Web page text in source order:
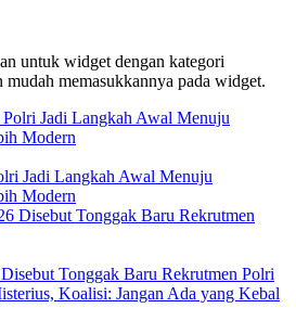
untuk widget dengan kategori
mudah memasukkannya pada widget.
Jadi Langkah Awal Menuju
Modern
Tonggak Baru Rekrutmen Polri